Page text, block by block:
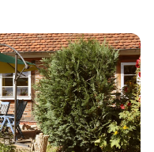
Omringd door het
fietsroute,